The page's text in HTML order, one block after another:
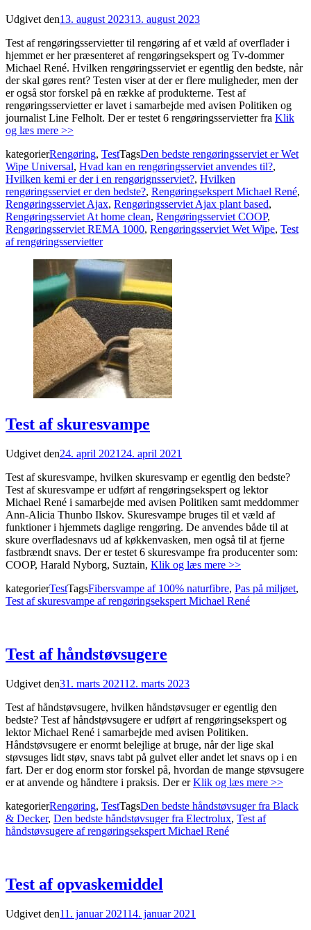
Udgivet den13. august 202313. august 2023
Test af rengøringsservietter til rengøring af et væld af overflader i
hjemmet er her præsenteret af rengøringsekspert og Tv-dommer
Michael René. Hvilken rengøringsserviet er egentlig den bedste, når
der skal gøres rent? Testen viser at der er flere muligheder, men der
er også stor forskel på en række af produkterne. Test af
rengøringsservietter er lavet i samarbejde med avisen Politiken og
journalist Line Felholt. Der er testet 6 rengøringsservietter fra Klik
og læs mere >>
kategorierRengøring, TestTagsDen bedste rengøringsserviet er Wet
Wipe Universal, Hvad kan en rengøringsserviet anvendes til?,
Hvilken kemi er der i en rengørignsserviet?, Hvilken
rengøringsserviet er den bedste?, Rengøringsekspert Michael René,
Rengøringsserviet Ajax, Rengøringsserviet Ajax plant based,
Rengøringsserviet At home clean, Rengøringsserviet COOP,
Rengøringsserviet REMA 1000, Rengøringsserviet Wet Wipe, Test
af rengøringsservietter
Test af skuresvampe
Udgivet den24. april 2021 24. april 2021
Test af skuresvampe, hvilken skuresvamp er egentlig den bedste?
Test af skuresvampe er udført af rengøringsekspert og lektor
Michael René i samarbejde med avisen Politiken samt meddommer
Ann-Alicia Thunbo Ilskov. Skuresvampe bruges til et væld af
funktioner i hjemmets daglige rengøring. De anvendes både til at
skure overfladesnavs ud af køkkenvasken, men også til at fjerne
fastbrændt snavs. Der er testet 6 skuresvampe fra producenter som:
COOP, Harald Nyborg, Suztain, Klik og læs mere >>
kategorierTestTagsFibersvampe af 100% naturfibre, Pas på miljøet,
Test af skuresvampe af rengøringsekspert Michael René
Test af håndstøvsugere
Udgivet den31. marts 202112. marts 2023
Test af håndstøvsugere, hvilken håndstøvsuger er egentlig den
bedste? Test af håndstøvsugere er udført af rengøringsekspert og
lektor Michael René i samarbejde med avisen Politiken.
Håndstøvsugere er enormt belejlige at bruge, når der lige skal
støvsuges lidt støv, snavs tabt på gulvet eller andet let snavs op i en
fart. Der er dog enorm stor forskel på, hvordan de mange støvsugere
er at anvende og håndtere i praksis. Der erKlik og læs mere >>
kategorierRengøring, TestTagsDen bedste håndstøvsuger fra Black
& Decker, Den bedste håndstøvsuger fra Electrolux, Test af
håndstøvsugere af rengøringsekspert Michael René
Test af opvaskemiddel
Udgivet den11. januar 202114. januar 2021